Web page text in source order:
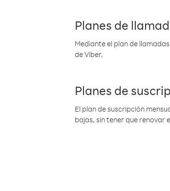
Planes de
Mediante el plan de
de Viber.
Planes de
El plan de suscripción
bajas, sin tener que renovar